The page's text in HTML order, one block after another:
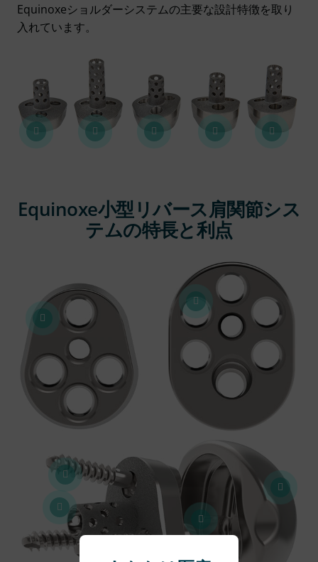
Equinoxeショルダーシステムの主要な設計特徴を取り
入れています。
Equinoxe小型リバース肩関節シス
テムの特長と利点